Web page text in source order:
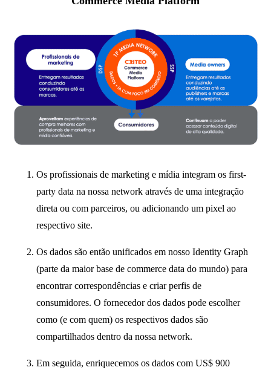
Os profissionais de marketing e mídia integram os first-
party data na nossa network através de uma integração
direta ou com parceiros, ou adicionando um pixel ao
respectivo site.
Os dados são então unificados em nosso Identity Graph
(parte da maior base de commerce data do mundo) para
encontrar correspondências e criar perfis de
consumidores. O fornecedor dos dados pode escolher
como (e com quem) os respectivos dados são
compartilhados dentro da nossa network.
Em seguida, enriquecemos os dados com US$ 900